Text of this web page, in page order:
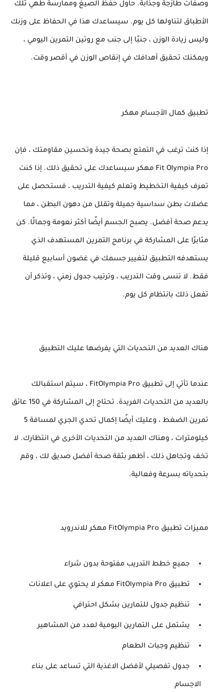
وصفات طازجة وجذابة. حاول حفظ الصيغ وممارسة طهي تلك
الأطباق لتناولها كل يوم. سيساعدك هذا في الحفاظ على وزنك
وليس زيادة الوزن ، جنبًا إلى جنب مع روتين التمرين اليومي ،
ويمكنك تحقيق أهدافك في إنقاص الوزن في أقصر وقت.
تطبيق كمال الأجسام مهكر
إذا كنت ترغب في التمتع بصحة جيدة وتحسين مقاومتك ، فإن
Fit Olympia Pro مهكر سيساعدك على تحقيق ذلك. إذا كنت
تعرف كيفية التخطيط وتعلم كيفية التدريب ، فستحصل على
عضلات بطن سداسية جميلة وتقلل من دهون البطن ، مما
يدعم صحة أفضل. يصبح الجسم أيضًا أكثر نعومة وجمالًا. كن
مثابرًا على المشاركة في برنامج التمرين المستهدف الذي
يستهدفه التطبيق لتغيير جسمك في غضون أسابيع قليلة
فقط. لا تنسى وقت التدريب ، وترتيب جدول زمني ، وتذكر أن
تفعل ذلك بانتظام كل يوم.
هناك العديد من التحديات التي يفرضها عليك التطبيق
عندما تأتي إلى تطبيق FitOlympia Pro ، سيتم استقبالك
بالعديد من التحديات الفريدة. تحتاج إلى المشاركة في 150 عائق
تمرين الضغط ، وعليك أيضًا إكمال تحدي الجري لمسافة 5
كيلومترات ، وهناك العديد من التحديات الأخرى في انتظارك. لا
تخف وتجاهل ذلك ، أظهر بثقة صحة أفضل صديق لك ، وقم
بتحدياته بسرعة وفعالية.
مميزات تطبيق FitOlympia Pro مهكر للاندرويد
جميع خطط التدريب مفتوحة بدون شراء
تطبيق FitOlympia Pro مهكر لا يحتوي على اعلانات
تنظيم جدول للتمارين بشكل احترافي
يشتمل على التمارين اليومية لعدد من المشاهير
تنظيم وجبات الطعام
جدول تفصيلي لأفضل الاغذية التي تساعد على بناء
الاجسام